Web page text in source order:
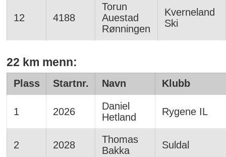
12 4188
Torun
Auestad
Rønningen
Kverneland
Ski
22 km menn:
Plass Startnr. Navn Klubb
1 2026
Daniel
Hetland
Rygene IL
2 2028
Thomas
Bakka
Suldal